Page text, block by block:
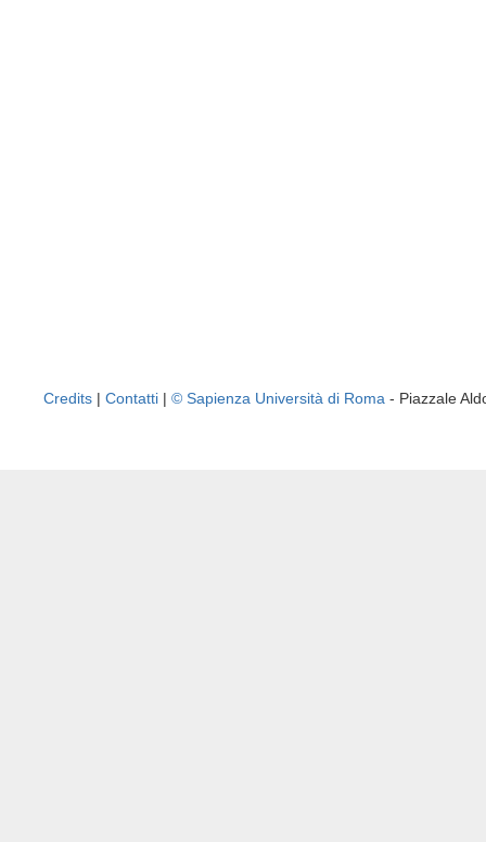
Credits | Contatti | © Sapienza Università di Roma - Piazzale